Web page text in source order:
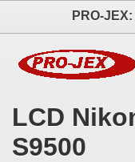
LCD
S9500